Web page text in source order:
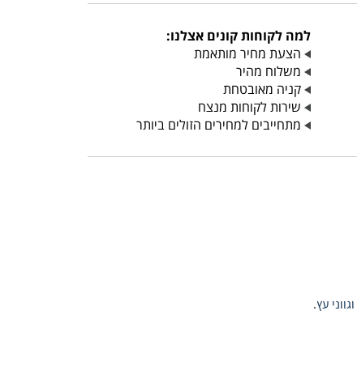
למה לקוחות קונים אצלנו:
הצעת מחיר מותאמת
משלוח מהיר
קניה מאובטחת
שירות לקוחות מנצח
מתחייבים למחירים הזולים ביותר
וגווני עץ.